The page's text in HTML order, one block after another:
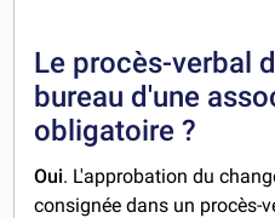
Le procès-verbal
bureau d'une
obligatoire ?
Oui. L'approbation du
consignée dans un procès-